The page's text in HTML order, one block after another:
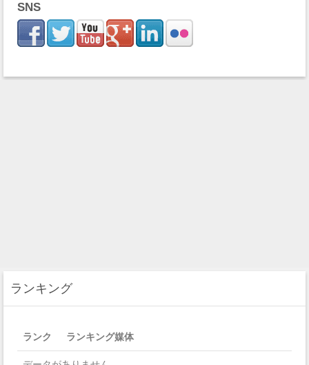
SNS
ランキング
ランク ランキング媒体